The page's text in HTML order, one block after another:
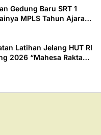
Gedung Baru SRT 1
MPLS Tahun Ajaran
Latihan Jelang HUT RI
2026 “Mahesa Rakta